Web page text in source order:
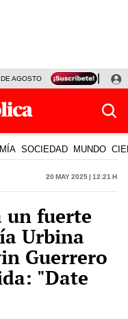
AGOSTO TINKA RESULTADOS
SOCIEDAD MUNDO
20 May 2025 | 12:21 h
un fuerte
Urbina
Guerrero
"Date